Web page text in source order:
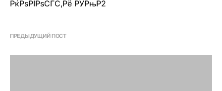
РќРѕРІРѕСЃС‚Рё РЎРњР2
ПРЕДЫДУЩИЙ ПОСТ